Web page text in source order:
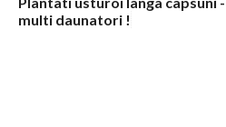
multi daunatori !